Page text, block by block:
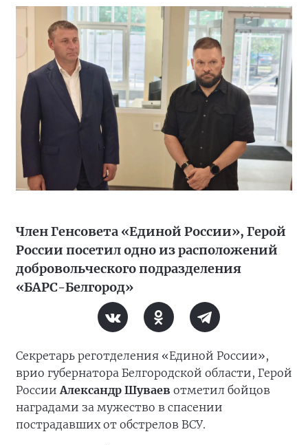
Член Генсовета «Единой России», Герой
России посетил одно из расположений
добровольческого подразделения
«БАРС-Белгород»
Секретарь реготделения «Единой России»,
врио губернатора Белгородской области, Герой
РоссииАлександр Шуваев отметил бойцов
наградами за мужество в спасении
пострадавших от обстрелов ВСУ.